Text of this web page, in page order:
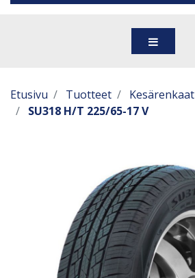
Etusivu Tuotteet Kesärenkaat
SU318 H/T 225/65-17 V